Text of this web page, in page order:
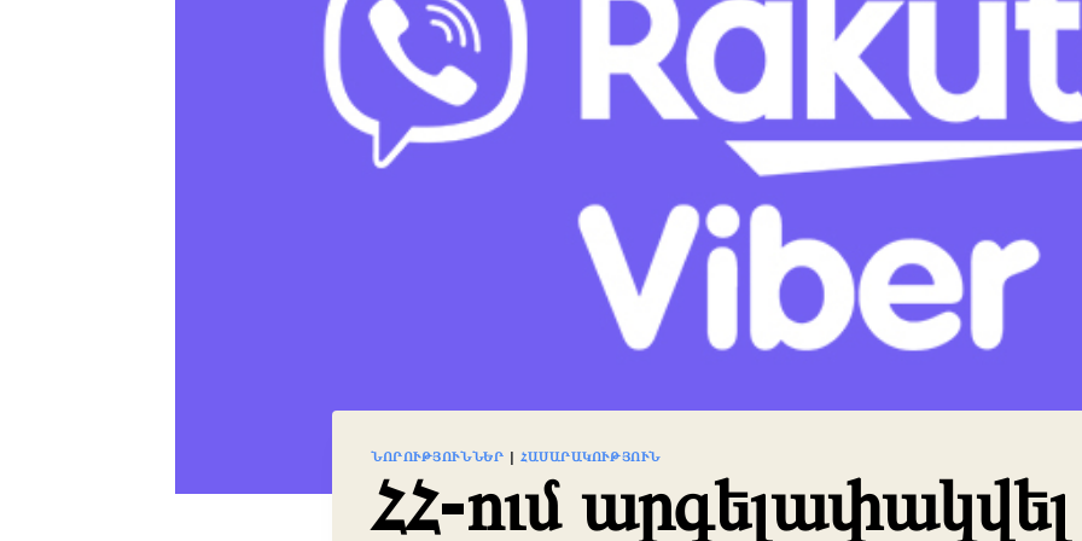
ՆՈՐՈՒԹՅՈՒՆՆԵՐ | ՀԱՍԱՐԱԿՈՒԹՅՈՒՆ
ՀՀ-ում